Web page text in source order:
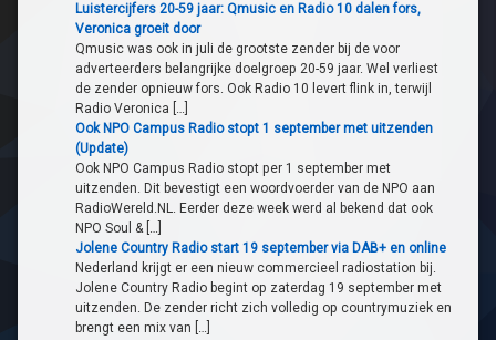
Luistercijfers 20-59 jaar: Qmusic en Radio 10 dalen fors,
Veronica groeit door
Qmusic was ook in juli de grootste zender bij de voor
adverteerders belangrijke doelgroep 20-59 jaar. Wel verliest
de zender opnieuw fors. Ook Radio 10 levert flink in, terwijl
Radio Veronica […]
Ook NPO Campus Radio stopt 1 september met uitzenden
(Update)
Ook NPO Campus Radio stopt per 1 september met
uitzenden. Dit bevestigt een woordvoerder van de NPO aan
RadioWereld.NL. Eerder deze week werd al bekend dat ook
NPO Soul & […]
Jolene Country Radio start 19 september via DAB+ en online
Nederland krijgt er een nieuw commercieel radiostation bij.
Jolene Country Radio begint op zaterdag 19 september met
uitzenden. De zender richt zich volledig op countrymuziek en
brengt een mix van […]